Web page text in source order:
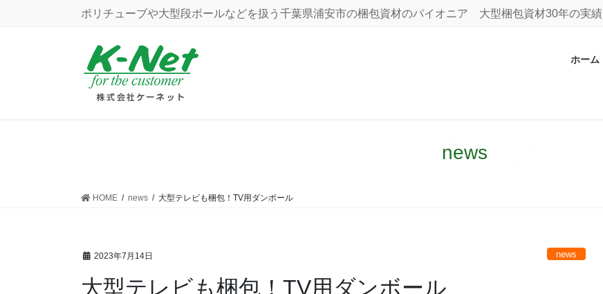
ポリチューブや大型段ボールなどを扱う千葉県浦安市の梱包資材のパイオニア 大型梱包資材30年の実績
ホーム
news
HOME news 大型テレビも梱包！TV用ダンボール
2023年7月14日 news
大型テレビも梱包！TV用ダンボール